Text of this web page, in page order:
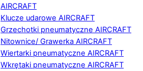
AIRCRAFT
Klucze udarowe AIRCRAFT
Grzechotki pneumatyczne AIRCRAFT
Nitownice/ Grawerka AIRCRAFT
Wiertarki pneumatyczne AIRCRAFT
Wkrętaki pneumatyczne AIRCRAFT